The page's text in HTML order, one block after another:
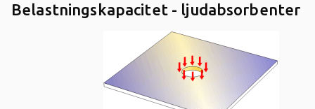
Belastningskapacitet - ljudabsorbenter